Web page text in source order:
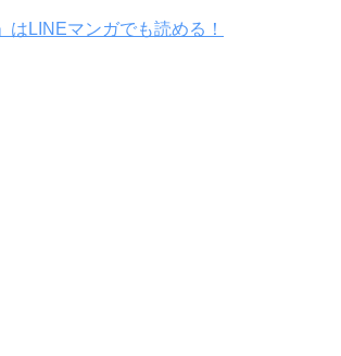
LINEマンガでも読める！